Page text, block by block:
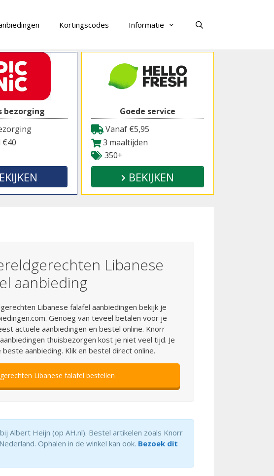
Kortingscodes Informatie
bezorging
Goede service
Vanaf €5,95
3 maaltijden
350+
BEKIJKEN
Libanese
aanbieding
Libanese falafel aanbiedingen bekijk je
Genoeg van teveel betalen voor je
actuele aanbiedingen en bestel online. Knorr
thuisbezorgen kost je niet veel tijd. Je
aanbieding. Klik en bestel direct online.
Libanese falafel bestellen
Albert Heijn (op AH.nl). Bestel artikelen zoals Knorr
Ophalen in de winkel kan ook. Bezoek dit